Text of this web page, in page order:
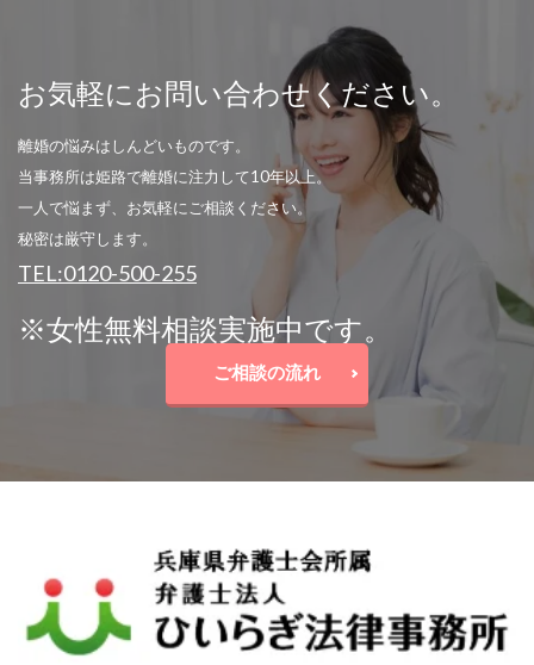
お気軽にお問い合わせください。
離婚の悩みはしんどいものです。
当事務所は姫路で離婚に注力して10年以上。
一人で悩まず、お気軽にご相談ください。
秘密は厳守します。
TEL:0120-500-255
※女性無料相談実施中です。
ご相談の流れ